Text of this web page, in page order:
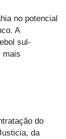
no potencial
A
sul-
mais
do
da